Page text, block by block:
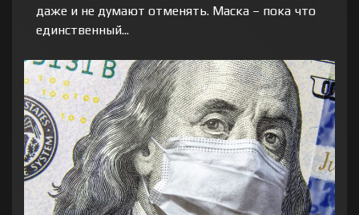
даже и не думают отменять. Маска – пока что
единственный...